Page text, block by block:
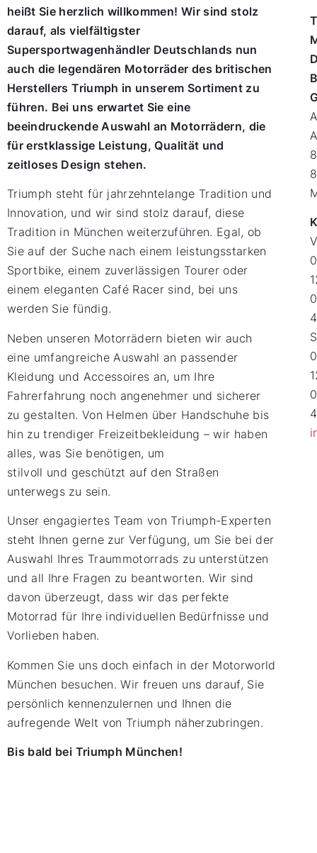
heißt Sie herzlich willkommen! Wir sind stolz
darauf, als vielfältigster
Supersportwagenhändler Deutschlands nun
auch die legendären Motorräder des britischen
Herstellers Triumph in unserem Sortiment zu
führen. Bei uns erwartet Sie eine
beeindruckende Auswahl an Motorrädern, die
für erstklassige Leistung, Qualität und
zeitloses Design stehen.
Triumph steht für jahrzehntelange Tradition und
Innovation, und wir sind stolz darauf, diese
Tradition in München weiterzuführen. Egal, ob
Sie auf der Suche nach einem leistungsstarken
Sportbike, einem zuverlässigen Tourer oder
einem eleganten Café Racer sind, bei uns
werden Sie fündig.
Neben unseren Motorrädern bieten wir auch
eine umfangreiche Auswahl an passender
Kleidung und Accessoires an, um Ihre
Fahrerfahrung noch angenehmer und sicherer
zu gestalten. Von Helmen über Handschuhe bis
hin zu trendiger Freizeitbekleidung – wir haben
alles, was Sie benötigen, um
stilvoll und geschützt auf den Straßen
unterwegs zu sein.
Unser engagiertes Team von Triumph-Experten
steht Ihnen gerne zur Verfügung, um Sie bei der
Auswahl Ihres Traummotorrads zu unterstützen
und all Ihre Fragen zu beantworten. Wir sind
davon überzeugt, dass wir das perfekte
Motorrad für Ihre individuellen Bedürfnisse und
Vorlieben haben.
Kommen Sie uns doch einfach in der Motorworld
München besuchen. Wir freuen uns darauf, Sie
persönlich kennenzulernen und Ihnen die
aufregende Welt von Triumph näherzubringen.
Bis bald bei Triumph München!
8